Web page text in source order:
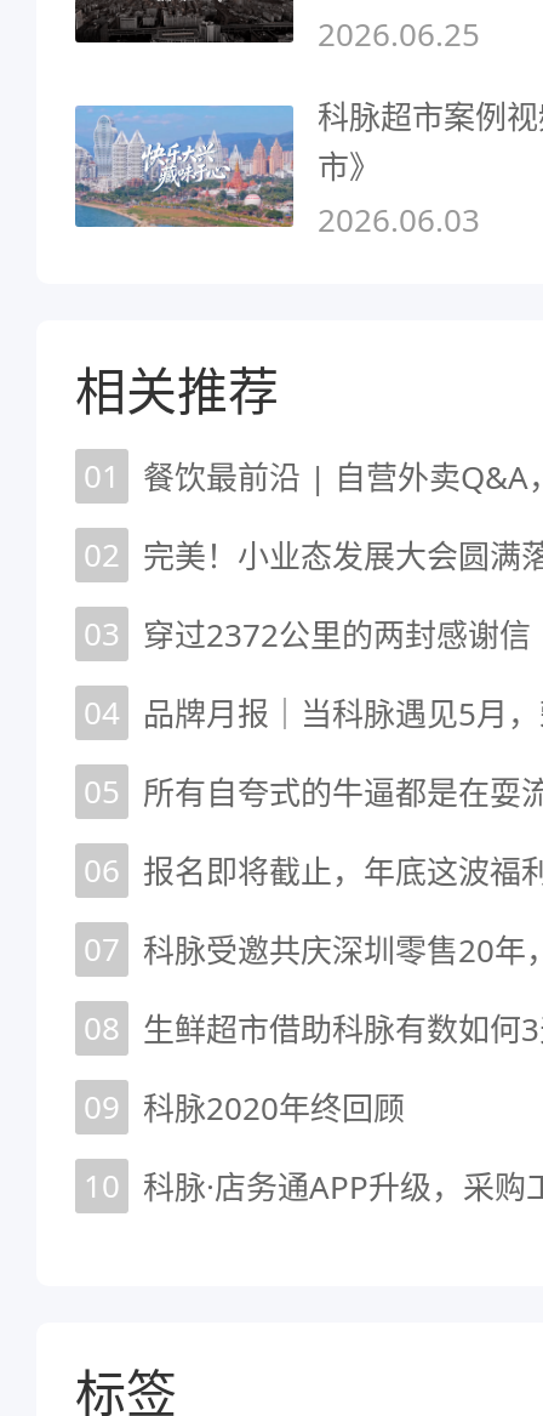
2026.06.25
科脉超市案例
市》
2026.06.03
相关推荐
01
02
03
穿过2372公里的两封感谢信
04
05
06 报名即将截止，年底这波福
07
08 生鲜超市借助科脉有数如何
09 科脉2020年终回顾
10 科脉·店务通APP升级，采
标签